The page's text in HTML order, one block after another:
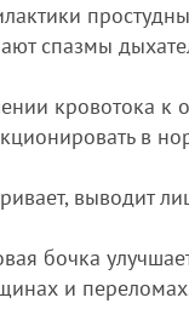
спазмы
кровотока к
в
выводит
бочка
и